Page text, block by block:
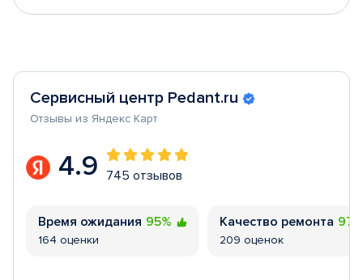
Сервисный центр Pedant.ru
Отзывы из Яндекс Карт
4.9 745 отзывов
Время ожидания 95%
164 оценки
Качество ремонта
209 оценок